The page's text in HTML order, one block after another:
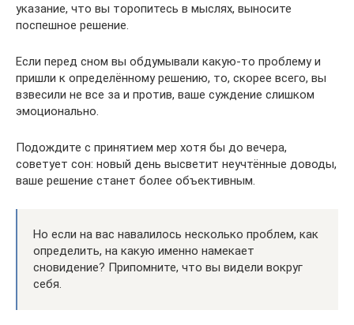
указание, что вы торопитесь в мыслях, выносите
поспешное решение.
Если перед сном вы обдумывали какую-то проблему и
пришли к определённому решению, то, скорее всего, вы
взвесили не все за и против, ваше суждение слишком
эмоционально.
Подождите с принятием мер хотя бы до вечера,
советует сон: новый день высветит неучтённые доводы,
ваше решение станет более объективным.
Но если на вас навалилось несколько проблем, как
определить, на какую именно намекает
сновидение? Припомните, что вы видели вокруг
себя.